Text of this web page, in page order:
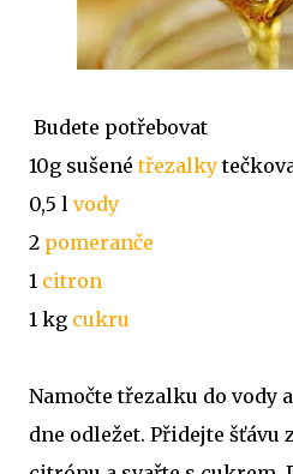
Budete potřebovat
10g sušenétřezalky
0,5 l vody
2 pomeranče
1 citron
1 kg cukru
Namočte třezalku do vody
dne odležet. Přidejte šťávu